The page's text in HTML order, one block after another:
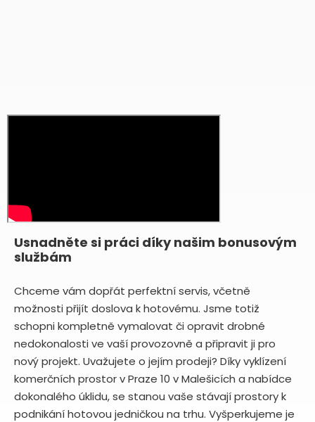
Usnadněte si práci díky našim bonusovým
službám
Chceme vám dopřát perfektní servis, včetně
možnosti přijít doslova k hotovému. Jsme totiž
schopni kompletně vymalovat či opravit drobné
nedokonalosti ve vaší provozovně a připravit ji pro
nový projekt. Uvažujete o jejím prodeji? Díky vyklízení
komerčních prostor v Praze 10 v Malešicích a nabídce
dokonalého úklidu, se stanou vaše stávají prostory k
podnikání hotovou jedničkou na trhu. Vyšperkujeme je